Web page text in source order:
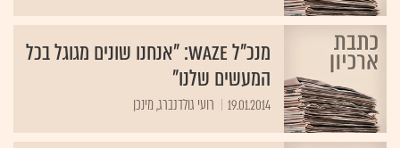
מנכ"ל Waze: "אנחנו שונים מגוגל בכל
המעשים שלנו"
19.01.2014 רועי גולדנברג, מינכן